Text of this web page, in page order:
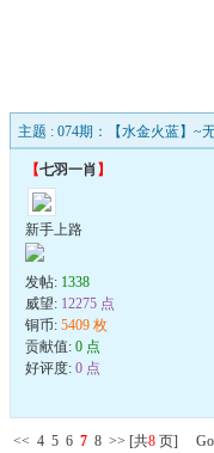
主题 : 074期：【水金火蓝】~
【七羽一肖 】
新手上路
发帖: 1338
威望: 12275 点
铜币: 5409 枚
贡献值: 0 点
好评度: 0 点
<< 4 5 6 7 8 >> [共8 页] Go